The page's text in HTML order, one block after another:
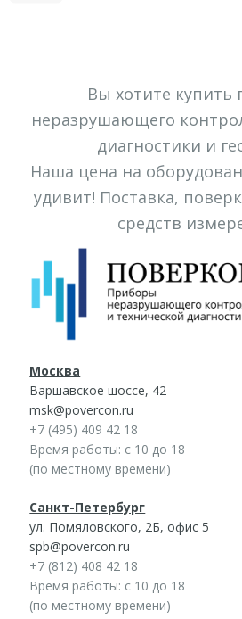
Вы хотите купить
неразрушающего
диагностики и
Наша цена на
удивит! Поставка,
средств
Москва
Варшавское шоссе, 42
msk@povercon.ru
+7 (495) 409 42 18
Время работы: с 10 до 18
(по местному времени)
Санкт-Петербург
ул. Помяловского, 2Б, офис 5
spb@povercon.ru
+7 (812) 408 42 18
Время работы: с 10 до 18
(по местному времени)